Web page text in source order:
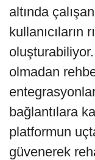
altında
kullanıcıların
olmadan
bağlantılara
platformun
güvenerek